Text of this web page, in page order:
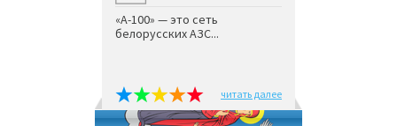
«А-100» — это сеть
белорусских АЗС...
читать далее